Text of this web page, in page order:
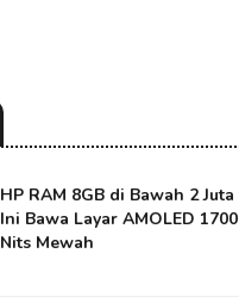
HP RAM 8GB di Bawah 2 Juta
Ini Bawa Layar AMOLED 1700
Nits Mewah